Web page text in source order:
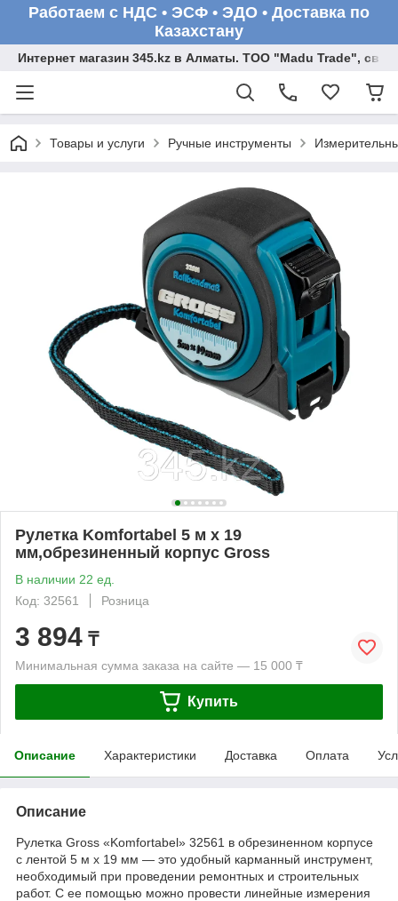
Работаем с НДС • ЭСФ • ЭДО • Доставка по
Казахстану
Интернет магазин 345.kz в Алматы. ТОО "Madu Trade",
Товары и услуги Ручные инструменты
Рулетка Komfortabel 5 м х 19
мм,обрезиненный корпус Gross
В наличии 22 ед.
Код: 32561
Розница
3 894 ₸
Минимальная сумма заказа на сайте — 15 000 ₸
Купить
Описание Характеристики Доставка Оплата
Описание
Рулетка Gross «Komfortabel» 32561 в обрезиненном корпусе
с лентой 5 м х 19 мм — это удобный карманный инструмент,
необходимый при проведении ремонтных и строительных
работ. С ее помощью можно провести линейные измерения